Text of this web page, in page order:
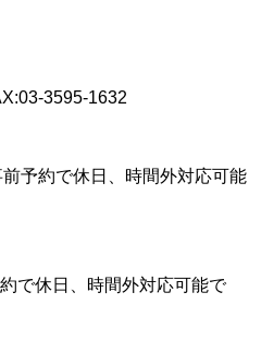
3595-1632
予約で休日、時間外対応可能
で休日、時間外対応可能で